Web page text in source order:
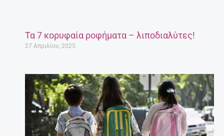
Τα 7 κορυφαία ροφήματα – λιποδιαλύτες!
27 Απριλίου, 2025